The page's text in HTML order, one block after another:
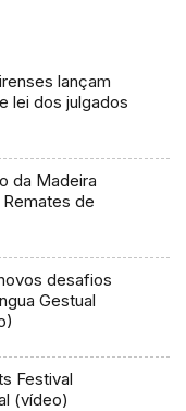
lançam
lei dos julgados
da Madeira
de
desafios
Gestual
Festival
(vídeo)